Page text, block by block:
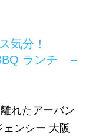
気分！
ランチ
れたアーバン
ンシー 大阪